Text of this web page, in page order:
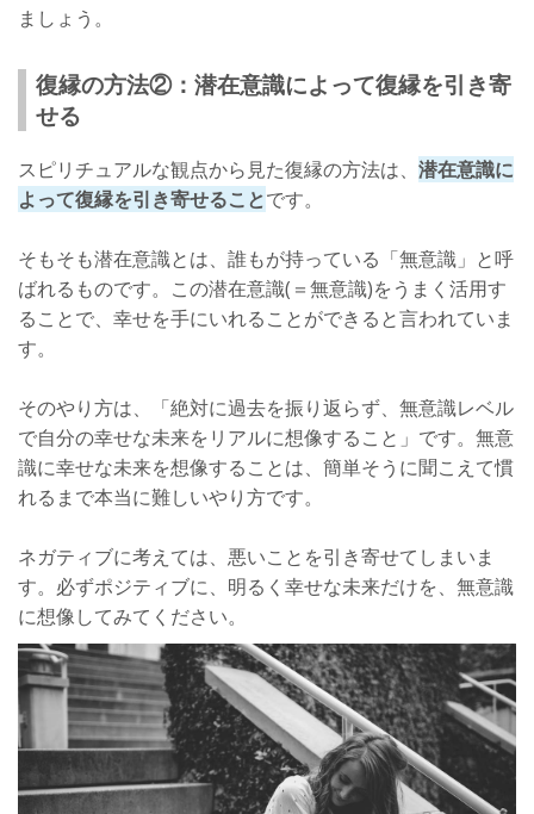
ましょう。
復縁の方法②：潜在意識によって復縁を引き寄
せる
スピリチュアルな観点から見た復縁の方法は、 潜在意識に
よって復縁を引き寄せることです。
そもそも潜在意識とは、誰もが持っている「無意識」と呼
ばれるものです。この潜在意識(＝無意識)をうまく活用す
ることで、幸せを手にいれることができると言われていま
す。
そのやり方は、「絶対に過去を振り返らず、無意識レベル
で自分の幸せな未来をリアルに想像すること」です。無意
識に幸せな未来を想像することは、簡単そうに聞こえて慣
れるまで本当に難しいやり方です。
ネガティブに考えては、悪いことを引き寄せてしまいま
す。必ずポジティブに、明るく幸せな未来だけを、無意識
に想像してみてください。